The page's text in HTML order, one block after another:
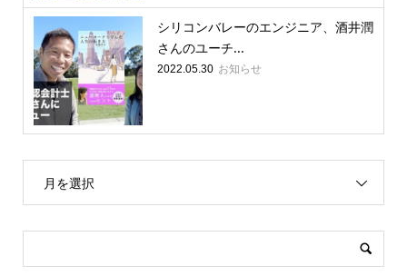
シリコンバレーのエンジニア、酒井潤
さんのユーチ...
2022.05.30 お知らせ
月を選択